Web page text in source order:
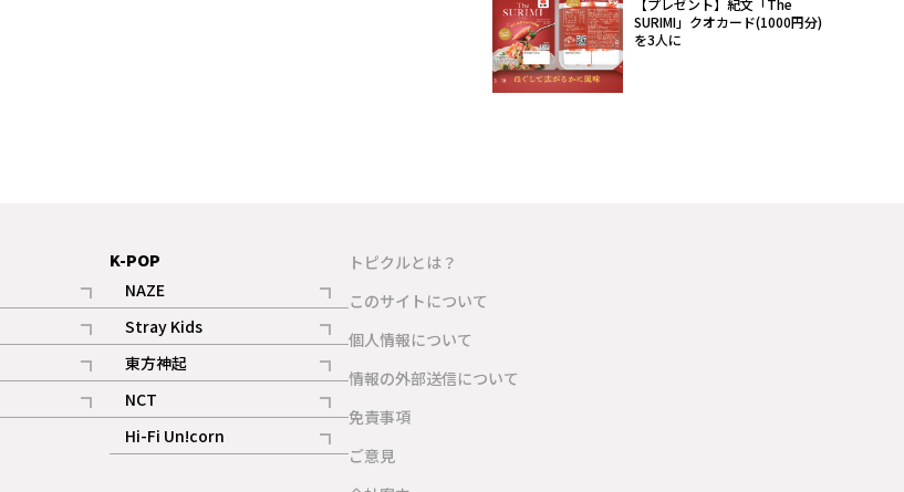
【プレゼント】紀文「The
SURIMI」クオカード(1000円分)
を3人に
K-POP
NAZE
記事
Stray Kids
記事
東方神起
記事
NCT
記事
Hi-Fi Un!corn
記事
トピクルとは？
このサイトについて
個人情報について
情報の外部送信について
免責事項
ご意見